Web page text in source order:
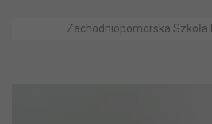
Zachodniopomorska Szkoła